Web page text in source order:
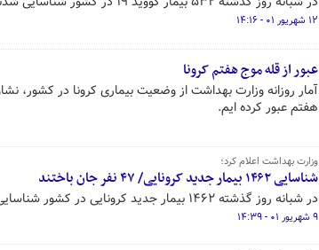
۱۲ شهریور ۰۱ - ۱۴:۱۶
عبور از قله موج هفتم کرونا
آمار روزانه وزارت بهداشت از وضعیت بیماری کرونا در کشور،
هفتم عبور کرده ایم.
وزارت بهداشت اعلام کرد؛
شناسایی ۱۴۶۲ بیمار جدید کرونایی/ ۴۷ نفر جان باختند
در شبانه روز گذشته ۱۴۶۲ بیمار جدید کرونایی در کشور شناسایی شد که ۳۴۹ نفر آنها در بیمارستان ها بستری شده اند.
۹ شهریور ۰۱ - ۱۴:۳۹